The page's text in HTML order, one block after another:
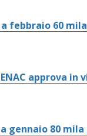
febbraio 60
approva
gennaio 80